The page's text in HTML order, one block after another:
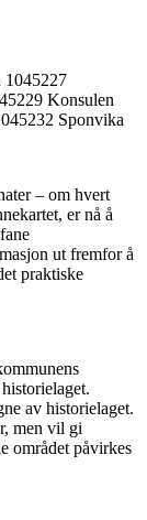
1045227
Konsulen
Sponvika
– om hvert
er nå å
ut fremfor å
praktiske
av historielaget.
men vil gi
området påvirkes